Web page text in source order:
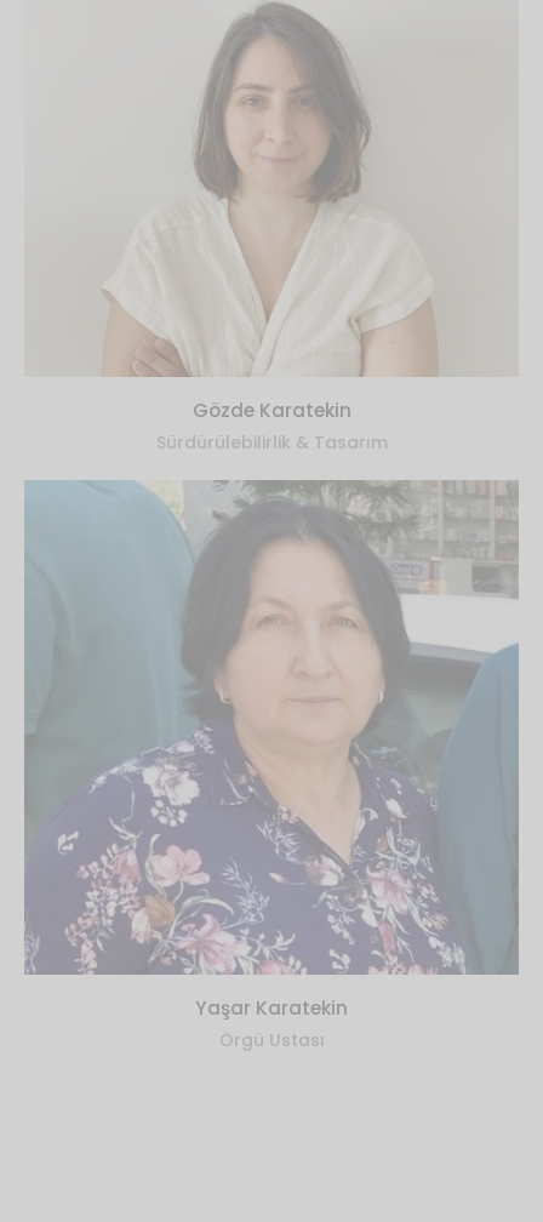
Gözde Karatekin
Sürdürülebilirlik & Tasarım
Yaşar Karatekin
Örgü Ustası